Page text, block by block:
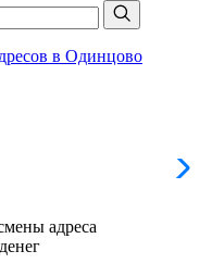
в Одинцово
адреса